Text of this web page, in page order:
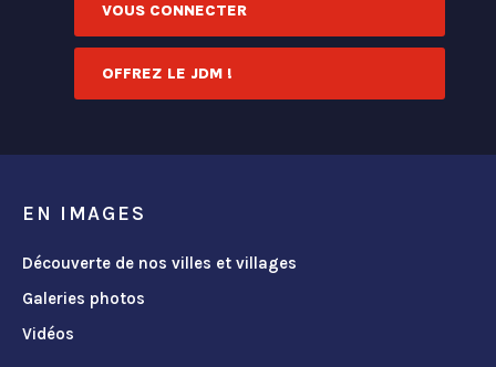
VOUS CONNECTER
OFFREZ LE JDM !
EN IMAGES
Découverte de nos villes et villages
Galeries photos
Vidéos